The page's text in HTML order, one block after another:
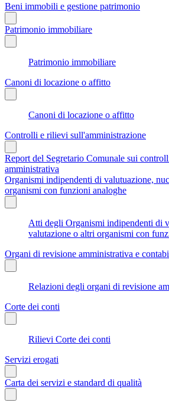
Beni immobili e gestione patrimonio
Patrimonio immobiliare
Patrimonio immobiliare
Canoni di locazione o affitto
Canoni di locazione o affitto
Controlli e rilievi sull'amministrazione
Report del Segretario Comunale sui
amministrativa
Organismi indipendenti di valutuazione,
organismi con funzioni analoghe
Atti degli Organismi indipendenti di
valutazione o altri organismi con
Organi di revisione amministrativa e
Relazioni degli organi di revisione
Corte dei conti
Rilievi Corte dei conti
Servizi erogati
Carta dei servizi e standard di qualità